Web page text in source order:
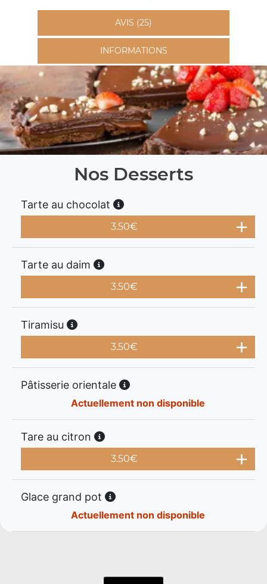
AVIS (25)
INFORMATIONS
Nos Desserts
Tarte au chocolat
3.50€
Tarte au daim
3.50€
Tiramisu
3.50€
Pâtisserie orientale
Actuellement non disponible
Tare au citron
3.50€
Glace grand pot
Actuellement non disponible